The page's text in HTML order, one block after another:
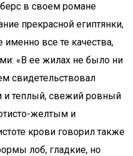
в своем романе
прекрасной египтянки,
все те качества,
«В ее жилах не было ни
свидетельствовал
и теплый, свежий ровный
желтым и
крови говорил также
лоб, гладкие, но